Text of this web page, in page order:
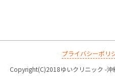
プライバシーポリ
Copyright(C)2018ゆいクリニック -沖